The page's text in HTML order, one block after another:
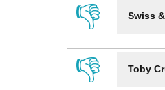
👎
Swiss
👎
Toby